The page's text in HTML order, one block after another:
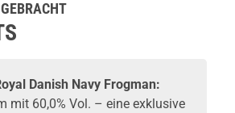
Danish Navy Frogman:
mit 60,0% Vol. – eine exklusive